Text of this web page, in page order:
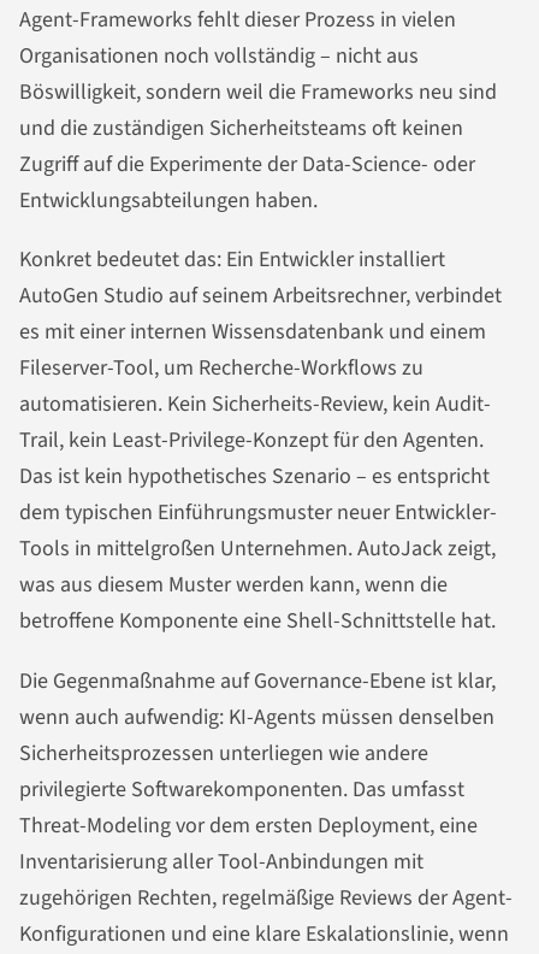
Agent-Frameworks fehlt dieser Prozess in vielen
Organisationen noch vollständig – nicht aus
Böswilligkeit, sondern weil die Frameworks neu sind
und die zuständigen Sicherheitsteams oft keinen
Zugriff auf die Experimente der Data-Science- oder
Entwicklungsabteilungen haben.
Konkret bedeutet das: Ein Entwickler installiert
AutoGen Studio auf seinem Arbeitsrechner, verbindet
es mit einer internen Wissensdatenbank und einem
Fileserver-Tool, um Recherche-Workflows zu
automatisieren. Kein Sicherheits-Review, kein Audit-
Trail, kein Least-Privilege-Konzept für den Agenten.
Das ist kein hypothetisches Szenario – es entspricht
dem typischen Einführungsmuster neuer Entwickler-
Tools in mittelgroßen Unternehmen. AutoJack zeigt,
was aus diesem Muster werden kann, wenn die
betroffene Komponente eine Shell-Schnittstelle hat.
Die Gegenmaßnahme auf Governance-Ebene ist klar,
wenn auch aufwendig: KI-Agents müssen denselben
Sicherheitsprozessen unterliegen wie andere
privilegierte Softwarekomponenten. Das umfasst
Threat-Modeling vor dem ersten Deployment, eine
Inventarisierung aller Tool-Anbindungen mit
zugehörigen Rechten, regelmäßige Reviews der Agent-
Konfigurationen und eine klare Eskalationslinie, wenn